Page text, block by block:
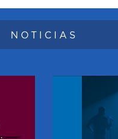
NOTICIAS